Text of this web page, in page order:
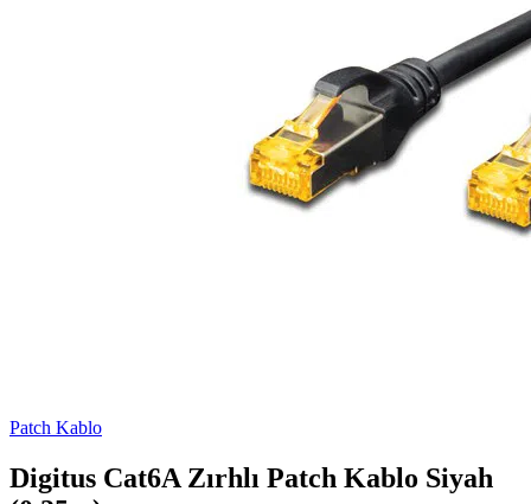
Patch Kablo
Digitus Cat6A Zırhlı Patch Kablo Siyah